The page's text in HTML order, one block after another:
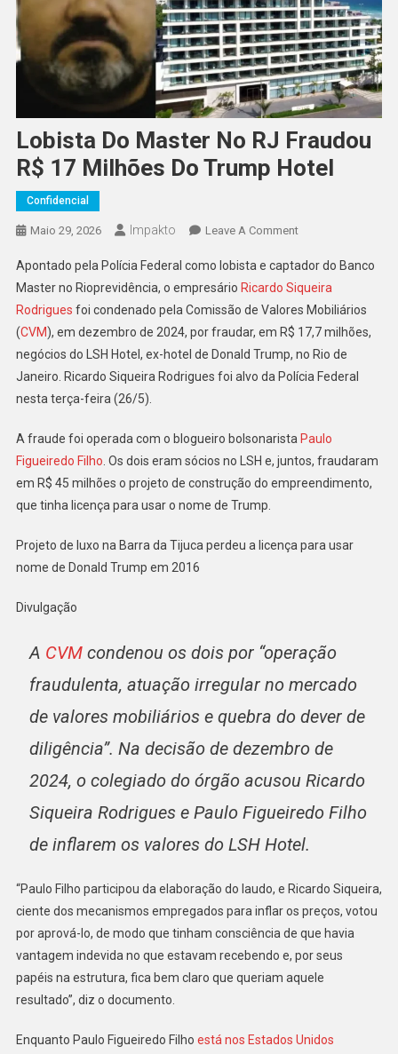
Lobista Do Master No RJ Fraudou
R$ 17 Milhões Do Trump Hotel
Confidencial
Maio 29, 2026 Impakto Leave A CommentOn
Do
Master
No
RJ
Fraudou
R$
Do
Trump
Apontado pela Polícia Federal como lobista e captador do Banco
Master no Rioprevidência, o empresário Ricardo Siqueira
Rodrigues foi condenado pela Comissão de Valores Mobiliários
(CVM), em dezembro de 2024, por fraudar, em R$ 17,7 milhões,
negócios do LSH Hotel, ex-hotel de Donald Trump, no Rio de
Janeiro. Ricardo Siqueira Rodrigues foi alvo da Polícia Federal
nesta terça-feira (26/5).
A fraude foi operada com o blogueiro bolsonarista Paulo
Figueiredo Filho. Os dois eram sócios no LSH e, juntos, fraudaram
em R$ 45 milhões o projeto de construção do empreendimento,
que tinha licença para usar o nome de Trump.
Projeto de luxo na Barra da Tijuca perdeu a licença para usar
nome de Donald Trump em 2016
Divulgação
A CVMcondenou os dois por “operação
fraudulenta, atuação irregular no mercado
de valores mobiliários e quebra do dever de
diligência”. Na decisão de dezembro de
2024, o colegiado do órgão acusou Ricardo
Siqueira Rodrigues e Paulo Figueiredo Filho
de inflarem os valores do LSH Hotel.
“Paulo Filho participou da elaboração do laudo, e Ricardo Siqueira,
ciente dos mecanismos empregados para inflar os preços, votou
por aprová-lo, de modo que tinham consciência de que havia
vantagem indevida no que estavam recebendo e, por seus
papéis na estrutura, fica bem claro que queriam aquele
resultado”, diz o documento.
Enquanto Paulo Figueiredo Filho está nos Estados Unidos